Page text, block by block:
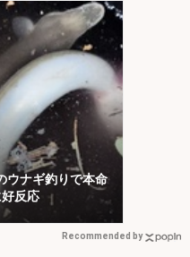
ウナギ釣りで本命
反応
Recommended by